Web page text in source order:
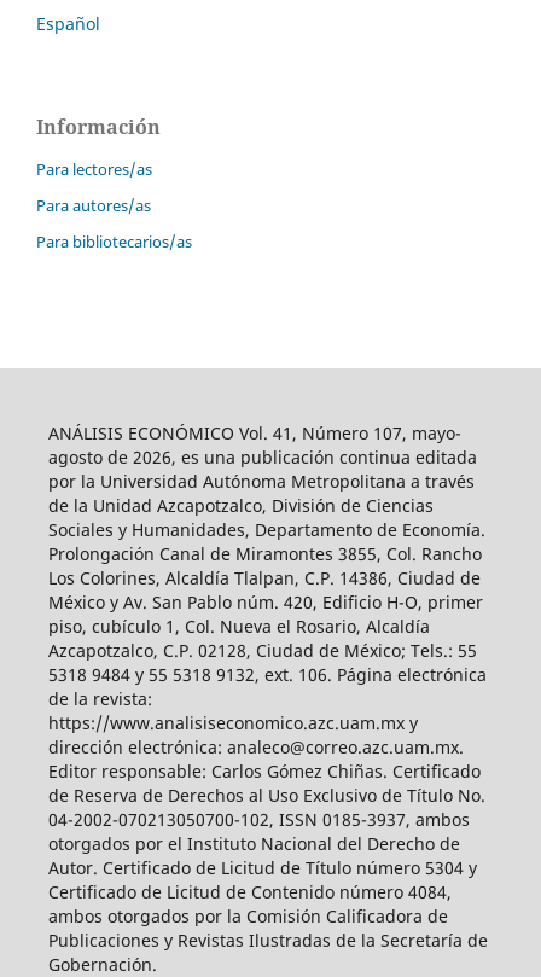
Español
Información
Para lectores/as
Para autores/as
Para bibliotecarios/as
ANÁLISIS ECONÓMICO Vol. 41, Número 107, mayo-
agosto de 2026, es una publicación continua editada
por la Universidad Autónoma Metropolitana a través
de la Unidad Azcapotzalco, División de Ciencias
Sociales y Humanidades, Departamento de Economía.
Prolongación Canal de Miramontes 3855, Col. Rancho
Los Colorines, Alcaldía Tlalpan, C.P. 14386, Ciudad de
México y Av. San Pablo núm. 420, Edificio H-O, primer
piso, cubículo 1, Col. Nueva el Rosario, Alcaldía
Azcapotzalco, C.P. 02128, Ciudad de México; Tels.: 55
5318 9484 y 55 5318 9132, ext. 106. Página electrónica
de la revista:
https://www.analisiseconomico.azc.uam.mx y
dirección electrónica: analeco@correo.azc.uam.mx.
Editor responsable: Carlos Gómez Chiñas. Certificado
de Reserva de Derechos al Uso Exclusivo de Título No.
04-2002-070213050700-102, ISSN 0185-3937, ambos
otorgados por el Instituto Nacional del Derecho de
Autor. Certificado de Licitud de Título número 5304 y
Certificado de Licitud de Contenido número 4084,
ambos otorgados por la Comisión Calificadora de
Publicaciones y Revistas Ilustradas de la Secretaría de
Gobernación.